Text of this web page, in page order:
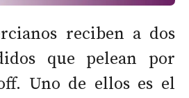
reciben a dos
que pelean por
Uno de ellos es el